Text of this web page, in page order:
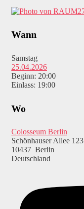
Wann
Samstag
25.04.2026
Beginn: 20:00
Einlass: 19:00
Wo
Colosseum Berlin
Schönhauser Allee 123
10437 Berlin
Deutschland